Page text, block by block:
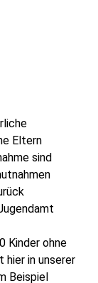
Eltern
sind
Kinder ohne
hier in unserer
Beispiel